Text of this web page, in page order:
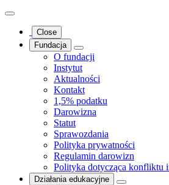
Close
Fundacja
O fundacji
Instytut
Aktualności
Kontakt
1,5% podatku
Darowizna
Statut
Sprawozdania
Polityka prywatności
Regulamin darowizn
Polityka dotycząca konfliktu
Działania edukacyjne